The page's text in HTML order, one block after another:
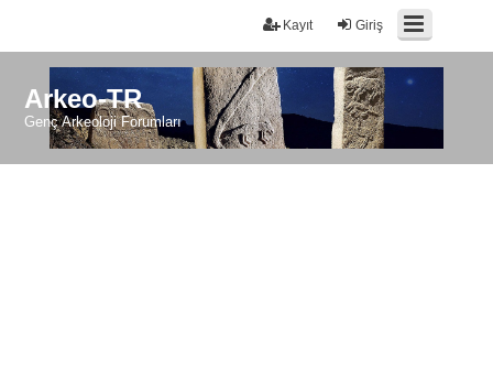
Giriş
Kayıt
Arkeo-TR
Genç Arkeoloji Forumları